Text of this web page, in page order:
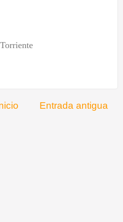
Entrada antigua